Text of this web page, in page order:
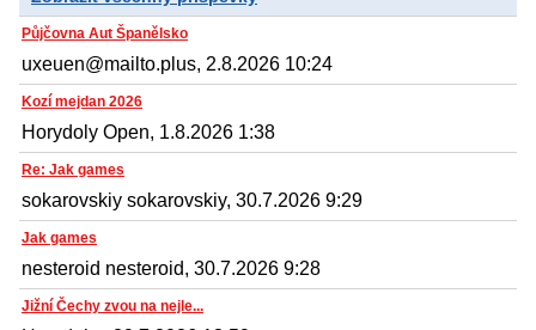
Půjčovna Aut Španělsko
uxeuen@mailto.plus, 2.8.2026 10:24
Kozí mejdan 2026
Horydoly Open, 1.8.2026 1:38
Re: Jak games
sokarovskiy sokarovskiy, 30.7.2026 9:29
Jak games
nesteroid nesteroid, 30.7.2026 9:28
Jižní Čechy zvou na nejle...